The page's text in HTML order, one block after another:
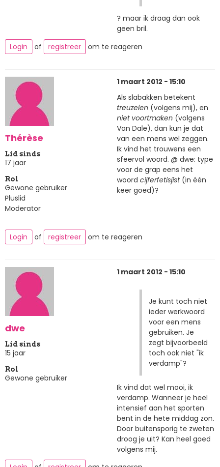
? maar ik draag dan ook
geen bril.
Login
of registreer om te reageren
Thérèse
Lid sinds
17 jaar
Rol
Gewone gebruiker
Pluslid
Moderator
1 maart 2012 - 15:10
Als slabakken betekent
treuzelen (volgens mij), en
niet voortmaken (volgens
Van Dale), dan kun je dat
van een mens wel zeggen.
Ik vind het trouwens een
sfeervol woord. @ dwe: type
voor de grap eens het
woord cijferfetisjist(in één
keer goed)?
Login of registreer om te reageren
dwe
Lid sinds
15 jaar
Rol
Gewone gebruiker
1 maart 2012 - 15:10
Je kunt toch niet
ieder werkwoord
voor een mens
gebruiken. Je
zegt bijvoorbeeld
toch ook niet "ik
verdamp"?
Ik vind dat wel mooi, ik
verdamp. Wanneer je heel
intensief aan het sporten
bent in de hete middag zon.
Door buitensporig te zweten
droog je uit? Kan heel goed
volgens mij.